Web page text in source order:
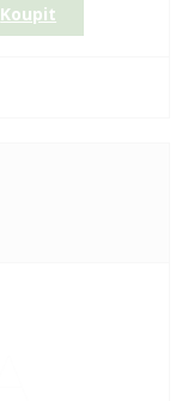
Koupit